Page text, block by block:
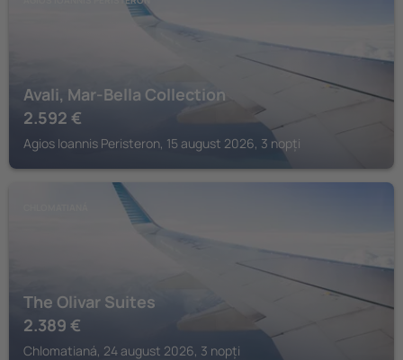
Avali, Mar-Bella Collection
2.592 €
Agios Ioannis Peristeron, 15 august 2026, 3 nopți
The Olivar Suites
2.389 €
Chlomatianá, 24 august 2026, 3 nopți